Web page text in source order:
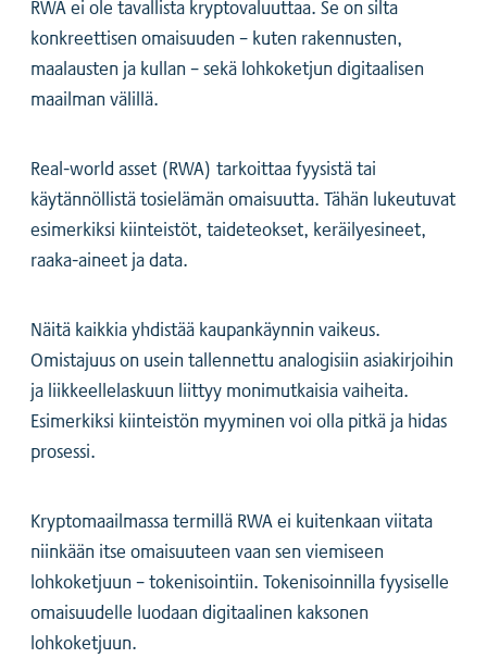
RWA ei ole tavallista kryptovaluuttaa. Se on silta
konkreettisen omaisuuden – kuten rakennusten,
maalausten ja kullan – sekä lohkoketjun digitaalisen
maailman välillä.
Real-world asset (RWA) tarkoittaa fyysistä tai
käytännöllistä tosielämän omaisuutta. Tähän lukeutuvat
esimerkiksi kiinteistöt, taideteokset, keräilyesineet,
raaka-aineet ja data.
Näitä kaikkia yhdistää kaupankäynnin vaikeus.
Omistajuus on usein tallennettu analogisiin asiakirjoihin
ja liikkeellelaskuun liittyy monimutkaisia vaiheita.
Esimerkiksi kiinteistön myyminen voi olla pitkä ja hidas
prosessi.
Kryptomaailmassa termillä RWA ei kuitenkaan viitata
niinkään itse omaisuuteen vaan sen viemiseen
lohkoketjuun – tokenisointiin. Tokenisoinnilla fyysiselle
omaisuudelle luodaan digitaalinen kaksonen
lohkoketjuun.